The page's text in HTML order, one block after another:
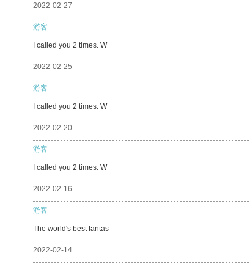
2022-02-27
游客
I called you 2 times. W
2022-02-25
游客
I called you 2 times. W
2022-02-20
游客
I called you 2 times. W
2022-02-16
游客
The world's best fantas
2022-02-14